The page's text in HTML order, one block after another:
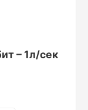
– 1л/сек